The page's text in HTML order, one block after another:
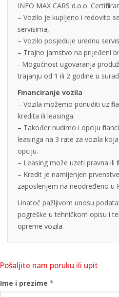
INFO MAX CARS d.o.o.
– Vozilo je kupljeno i redovito
servisima,
– Vozilo posjeduje urednu
– Trajno jamstvo na prijeđeni
- Mogućnost ugovaranja
trajanju od 1 ili 2 godine u
Financiranje vozila
– Vozila možemo ponuditi uz
kredita ili leasinga.
– Također nudimo i opciju
leasinga na 3 rate za vozila
opciju.
– Leasing može uzeti pravna ili
– Kredit je namijenjen
zaposlenjem na neodređeno u
Unatoč pažljivom unosu
pogreške u tehničkom opisu i
opreme vozila.
Pošaljite nam poruku ili upit
Ime i prezime *